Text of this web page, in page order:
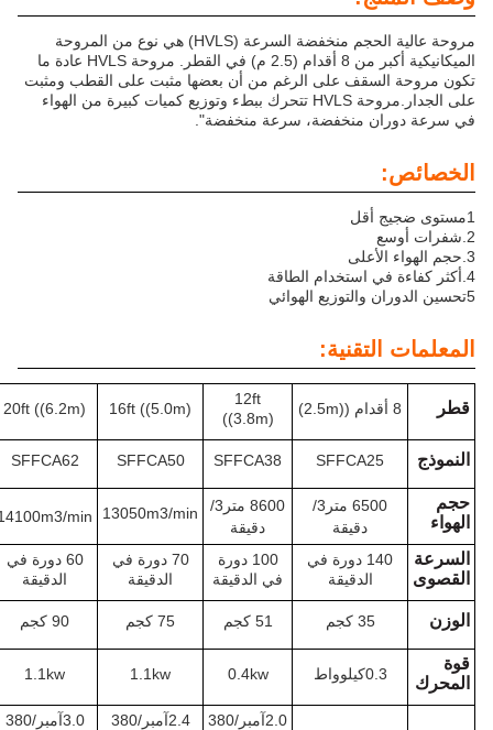
مروحة عالية الحجم منخفضة السرعة (HVLS) هي نوع من المروحة
الميكانيكية أكبر من 8 أقدام (2.5 م) في القطر. مروحة HVLS عادة ما
على الرغم من أن بعضها مثبت على القطب ومثبت
على الجدار.مروحة HVLS تتحرك ببطء وتوزيع كميات كبيرة من الهواء
منخفضة، سرعة منخفضة".
استخدام الطاقة
12ft
((3.8m)
16ft ((5.0m)
20ft ((6.2m)
24ft ((7.3m)
SFFCA38
SFFCA50
SFFCA62
SFFCA73
دقيقة
دقيقة
13050m3/min
14100m3/min
15850m3/min
140 دورة في
الدقيقة
100 دورة
في الدقيقة
70 دورة في
الدقيقة
60 دورة في
الدقيقة
55 دورة في
الدقيقة
51 كجم 90 كجم 127 كجم
0.4kw
1.1kw
1.1kw
2.4آمبر/380
3.0آمبر/380
3.5 آمبر/380